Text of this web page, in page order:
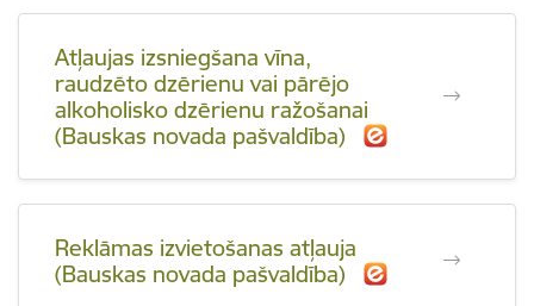
Atļaujas izsniegšana vīna,
raudzēto dzērienu vai pārējo
alkoholisko dzērienu ražošanai
(Bauskas novada pašvaldība)
Reklāmas izvietošanas atļauja
(Bauskas novada pašvaldība)